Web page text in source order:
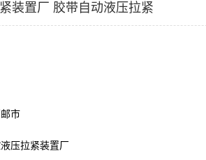
装置厂 胶带自动液压拉紧
市
压拉紧装置厂